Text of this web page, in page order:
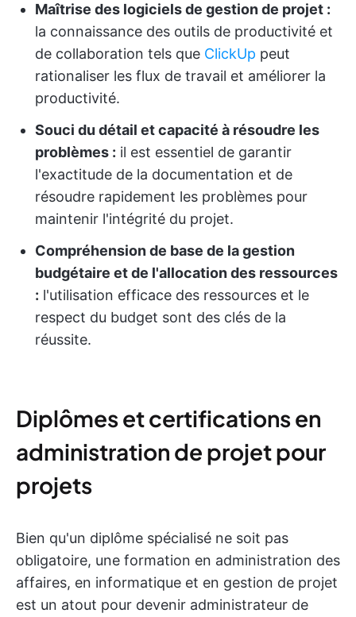
Maîtrise des logiciels de gestion de projet :
la connaissance des outils de productivité et
de collaboration tels que ClickUp peut
rationaliser les flux de travail et améliorer la
productivité.
Souci du détail et capacité à résoudre les
problèmes : il est essentiel de garantir
l'exactitude de la documentation et de
résoudre rapidement les problèmes pour
maintenir l'intégrité du projet.
Compréhension de base de la gestion
budgétaire et de l'allocation des ressources
: l'utilisation efficace des ressources et le
respect du budget sont des clés de la
réussite.
Diplômes et certifications en
administration de projet pour
projets
Bien qu'un diplôme spécialisé ne soit pas
obligatoire, une formation en administration des
affaires, en informatique et en gestion de projet
est un atout pour devenir administrateur de